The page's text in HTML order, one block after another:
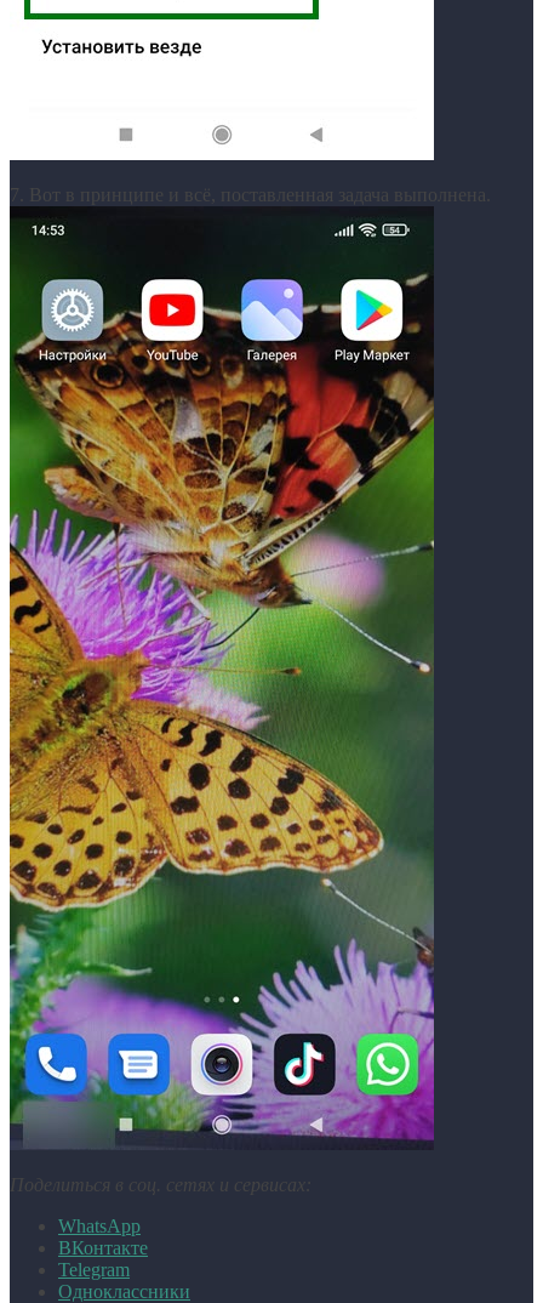
7. Вот в принципе и всё, поставленная задача выполнена.
Поделиться в соц. сетях и сервисах:
WhatsApp
ВКонтакте
Telegram
Одноклассники